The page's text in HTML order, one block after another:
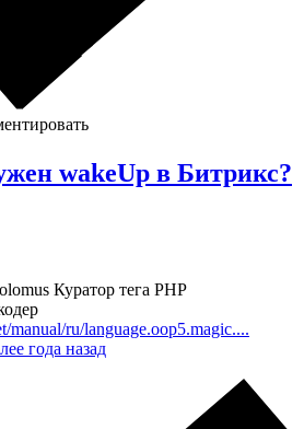
wakeUp в Битрикс?
Куратор тега PHP
manual/ru/language.oop5.magic....
года назад